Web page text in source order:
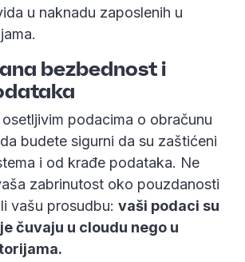
u naknadu zaposlenih u
bezbednost i
podacima o obračunu
budete sigurni da su zaštićeni
i od krađe podataka. Ne
zabrinutost oko pouzdanosti
vašu prosudbu: vaši podaci su
čuvaju u cloudu nego u